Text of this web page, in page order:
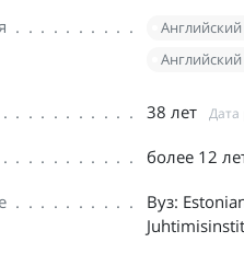
38 лет Дата
более 12
Вуз: